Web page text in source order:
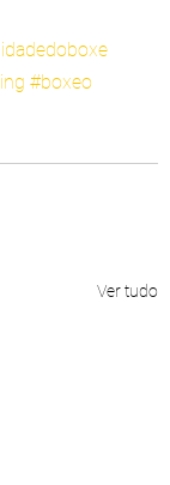
#boxeo
Ver tudo